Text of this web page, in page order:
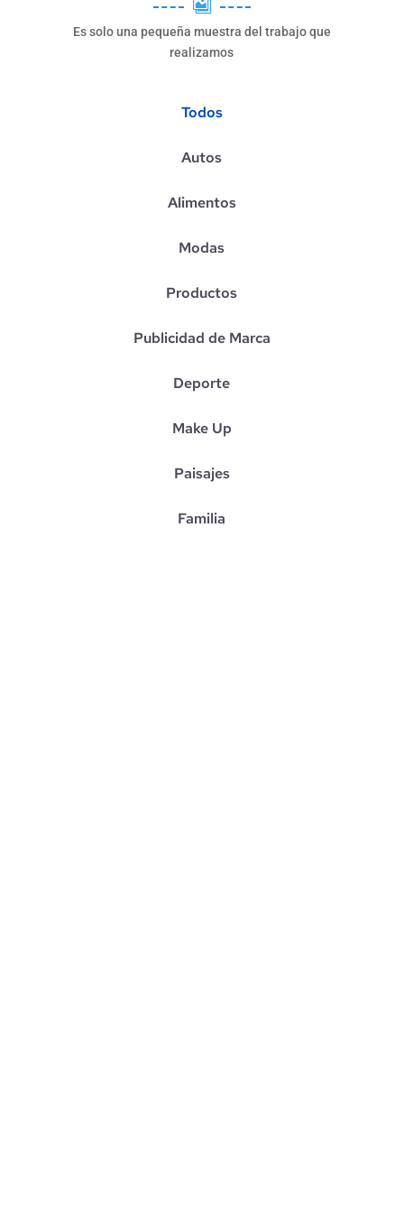

Es solo una pequeña muestra del trabajo que
realizamos
Todos
Autos
Alimentos
Modas
Productos
Publicidad de Marca
Deporte
Make Up
Paisajes
Familia